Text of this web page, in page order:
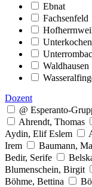
Ebnat
Fachsenfeld
Unterkochen
Waldhausen
Dozent
@ Esperanto-
Ahrendt, Thomas
Aydin, Elif Eslem
Irem
Baumann,
Bedir, Serife
Blumenschein, Birgit
Böhme, Bettina